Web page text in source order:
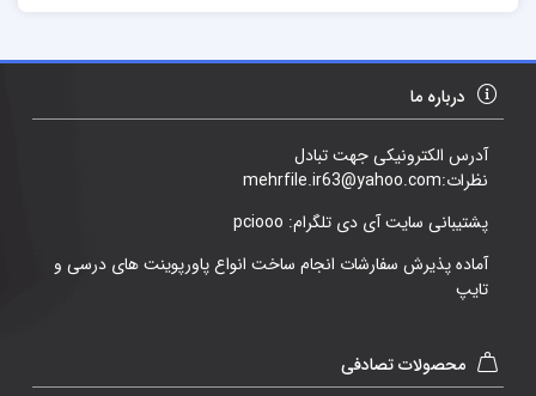
درباره ما
آدرس الکترونیکی جهت تبادل
نظرات:mehrfile.ir63@yahoo.com
پشتیبانی سایت آی دی تلگرام: pciooo
آماده پذیرش سفارشات انجام ساخت انواع پاورپوینت های درسی و
تایپ
محصولات تصادفی